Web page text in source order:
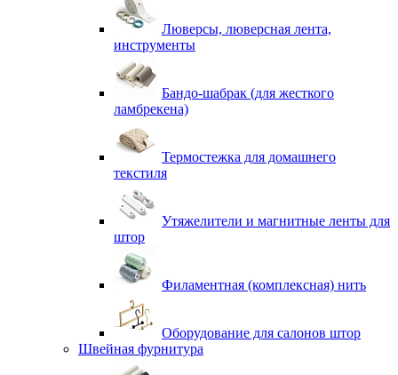
Люверсы, люверсная лента,
инструменты
Бандо-шабрак (для жесткого
ламбрекена)
Термостежка для домашнего
текстиля
Утяжелители и магнитные ленты для
штор
Филаментная (комплексная) нить
Оборудование для салонов штор
Швейная фурнитура